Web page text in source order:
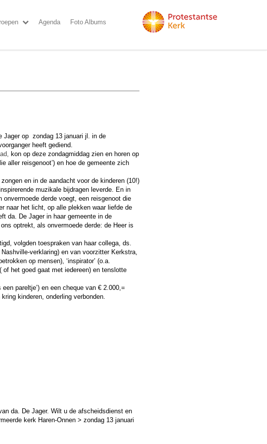
Agenda Foto Albums
Jager op zondag 13 januari jl. in de
heeft gediend.
kon op deze zondagmiddag zien en horen op
aller reisgenoot’) en hoe de gemeente zich
en in de aandacht voor de kinderen (10!)
muzikale bijdragen leverde. En in
derde voegt, een reisgenoot die
naar het licht, op alle plekken waar liefde de
da. De Jager in haar gemeente in de
optrekt, als onvermoede derde: de Heer is
volgden toespraken van haar collega, ds.
verklaring) en van voorzitter Kerkstra,
op mensen), ‘inspirator’ (o.a.
of het goed gaat met iedereen) en tenslotte
pareltje’) en een cheque van € 2.000,=
kinderen, onderling verbonden.
da. De Jager. Wilt u de afscheidsdienst en
kerk Haren-Onnen > zondag 13 januari